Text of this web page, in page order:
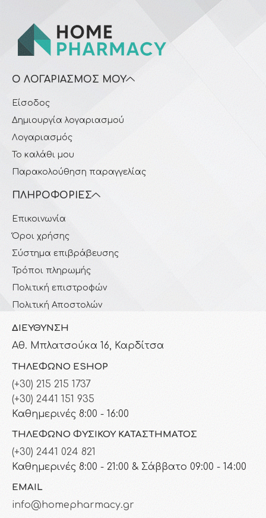
Ο ΛΟΓΑΡΙΑΣΜΌΣ ΜΟΥ
Είσοδος
Δημιουργία λογαριασμού
Λογαριασμός
Το καλάθι μου
Παρακολούθηση παραγγελίας
ΠΛΗΡΟΦΟΡΊΕΣ
Επικοινωνία
Όροι χρήσης
Σύστημα επιβράβευσης
Τρόποι πληρωμής
Πολιτική επιστροφών
Πολιτική Αποστολών
ΔΙΕΎΘΥΝΣΗ
Αθ. Μπλατσούκα 16, Καρδίτσα
ΤΗΛΈΦΩΝΟ ESHOP
(+30) 215 215 1737
(+30) 2441 151 935
Καθημερινές 8:00 - 16:00
ΤΗΛΈΦΩΝΟ ΦΥΣΙΚΟΎ ΚΑΤΑΣΤΉΜΑΤΟΣ
(+30) 2441 024 821
Καθημερινές 8:00 - 21:00 & Σάββατο 09:00 - 14:00
EMAIL
info@homepharmacy.gr